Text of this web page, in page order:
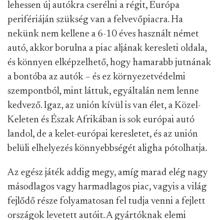
lehessen új autókra cserélni a régit, Európa
perifériáján szükség van a felvevőpiacra. Ha
nekünk nem kellene a 6-10 éves használt német
autó, akkor borulna a piac aljának keresleti oldala,
és könnyen elképzelhető, hogy hamarabb jutnának
a bontóba az autók – és ez környezetvédelmi
szempontból, mint láttuk, egyáltalán nem lenne
kedvező. Igaz, az unión kívül is van élet, a Közel-
Keleten és Észak Afrikában is sok európai autó
landol, de a kelet-európai keresletet, és az unión
belüli elhelyezés könnyebbségét aligha pótolhatja.
Az egész játék addig megy, amíg marad elég nagy
másodlagos vagy harmadlagos piac, vagyis a világ
fejlődő része folyamatosan fel tudja venni a fejlett
országok levetett autóit. A gyártóknak elemi